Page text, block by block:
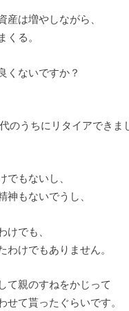
産は増やしながら、
くる。
くないですか？
のうちにリタイアできま
でもないし、
神もないでうし、
けでも、
わけでもありません。
て親のすねをかじって
せて貰ったぐらいです。